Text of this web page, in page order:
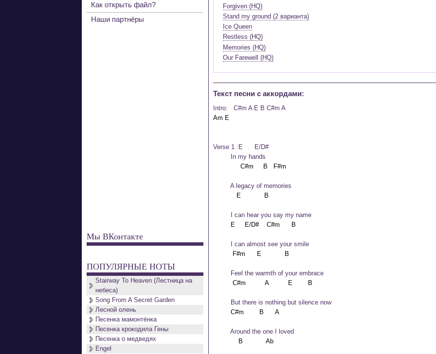
Forgiven (HQ)
Stand my ground (2 варианта)
Ice Queen
Restless (HQ)
Memories (HQ)
Our Farewell (HQ)
Текст песни c аккордами:
Intro:   C#m A E B C#m A
Am E
Verse 1 :E      E/D#
         In my hands
         A legacy of memories
         I can hear you say my name
         I can almost see your smile
         Feel the warmth of your embrace
         But there is nothing but silence now
         Around the one I loved
Как открыть файл?
Наши партнёры
Мы ВКонтакте
ПОПУЛЯРНЫЕ НОТЫ
Stairway To Heaven (Лестница на
небеса)
Song From A Secret Garden
Лесной олень
Песенка мамонтёнка
Песенка крокодила Гены
Песенка о медведях
Engel